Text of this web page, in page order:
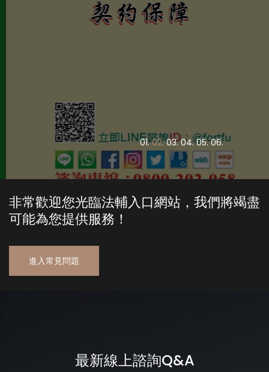
01. 02. 03. 04. 05. 06.
非常歡迎您光臨法輔入口網站，我們將竭盡
可能為您提供服務！
進入常見問題
最新線上諮詢Q&A